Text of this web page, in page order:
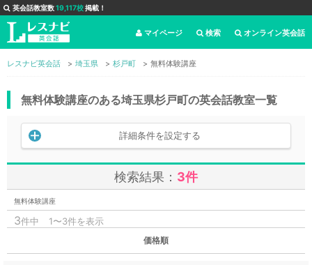
英会話教室数19,117校掲載！
オンライン英会話
検索
マイページ
レスナビ英会話 埼玉県 杉戸町 無料体験講座
無料体験講座のある埼玉県杉戸町の英会話教室一覧
詳細条件を設定する
検索結果： 3件
無料体験講座
3件中 1〜3件を表示
価格順